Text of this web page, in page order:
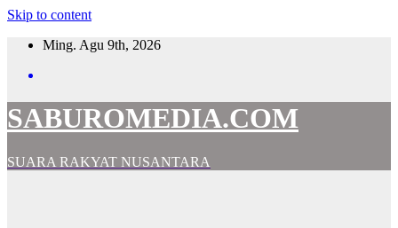
Skip to content
Ming. Agu 9th, 2026
SABUROMEDIA.COM
SUARA RAKYAT NUSANTARA